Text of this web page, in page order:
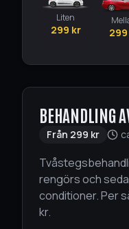
Liten
299 kr 299
BEHANDLING
Från 299 kr
rengörs och
conditioner. Per
kr.